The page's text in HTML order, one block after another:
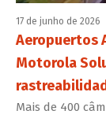
17 de junho de 2026
Aeropuertos
Motorola
Mais de 400